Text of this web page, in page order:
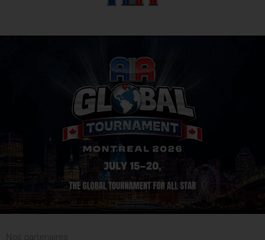
Nos partenaires